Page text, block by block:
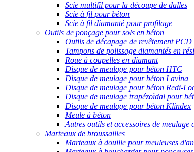
Scie multifil pour la découpe de dalles
Scie à fil pour béton
Scie à fil diamanté pour profilage
Outils de ponçage pour sols en béton
Outils de décapage de revêtement PCD
Tampons de polissage diamantés en
Roue à coupelles en diamant
Disque de meulage pour béton HTC
Disque de meulage pour béton Lavina
Disque de meulage pour béton Redi-
Disque de meulage trapézoïdal pour
Disque de meulage pour béton Klindex
Meule à béton
Autres outils et accessoires de meulage
Marteaux de broussailles
Marteaux à douille pour meuleuses